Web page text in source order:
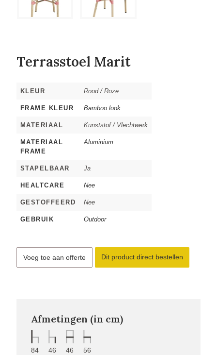
Terrasstoel Marit
KLEUR Rood / Roze
FRAME KLEUR Bamboo look
MATERIAAL Kunststof / Vlechtwerk
MATERIAAL
FRAME
Aluminium
STAPELBAAR Ja
HEALTCARE Nee
GESTOFFEERD Nee
GEBRUIK Outdoor
Voeg toe aan offerte Dit product direct bestellen
Afmetingen (in cm)
84 46 46 56